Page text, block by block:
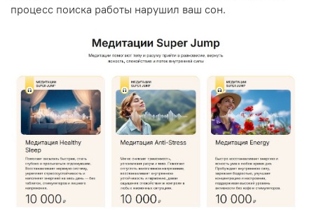
процесс поиска работы нарушил ваш сон.